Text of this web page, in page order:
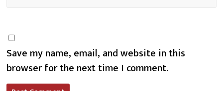
Save my name, email, and website in this
browser for the next time I comment.